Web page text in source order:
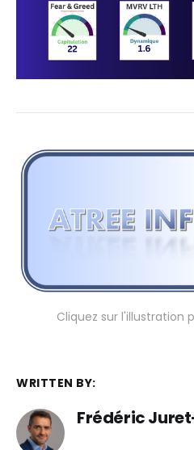
Cliquez sur l'illustration
WRITTEN BY:
Frédéric